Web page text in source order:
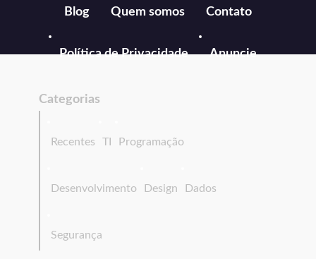
Blog Quem somos Contato
Política de Privacidade Anuncie
Categorias
Recentes TI Programação
Desenvolvimento Design Dados
Segurança